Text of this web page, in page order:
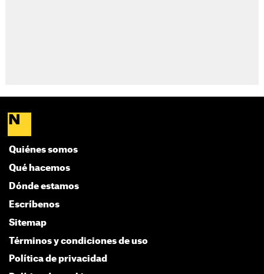
Quiénes somos
Qué hacemos
Dónde estamos
Escríbenos
Sitemap
Términos y condiciones de uso
Política de privacidad